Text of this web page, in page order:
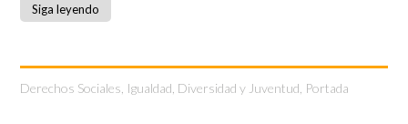
Siga leyendo
Derechos Sociales, Igualdad, Diversidad y Juventud Portada